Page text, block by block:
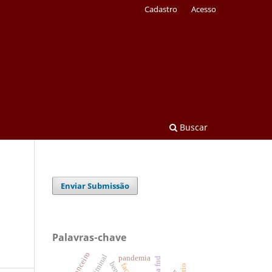
Buscar
Cadastro Acesso
Enviar Submissão
Palavras-chave
pandemia